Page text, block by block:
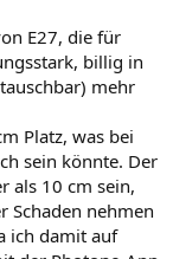
E27, die für
billig in
mehr
Platz, was bei
sein könnte. Der
als 10 cm sein,
Schaden nehmen
ich damit auf